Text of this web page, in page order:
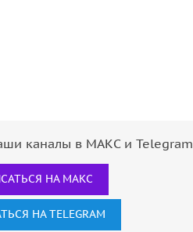
каналы в МАКС и Telegram
НА МАКС
НА TELEGRAM